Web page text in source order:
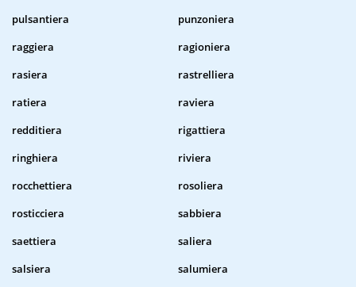
pulsantiera
punzoniera
raggiera
ragioniera
rasiera
rastrelliera
ratiera
raviera
redditiera
rigattiera
ringhiera
riviera
rocchettiera
rosoliera
rosticciera
sabbiera
saettiera
saliera
salsiera
salumiera